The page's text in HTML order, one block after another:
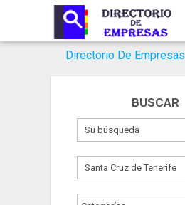
Inicio
Iniciar Sesión
Servicios SEO
Directorio De Empresas
BUSCAR